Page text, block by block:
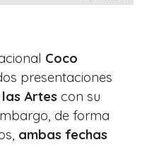
Coco
presentaciones
Artes con su
de forma
ambas fechas